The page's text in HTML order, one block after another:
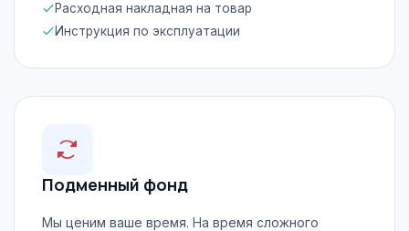
Расходная накладная на товар
Инструкция по эксплуатации
Подменный фонд
Мы ценим ваше время. На время сложного